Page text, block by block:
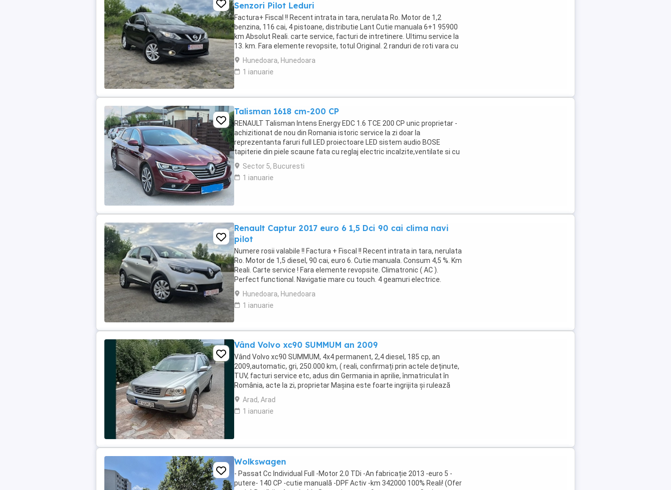
Senzori Pilot Leduri
Factura+ Fiscal !! Recent intrata in tara, nerulata Ro. Motor de 1,2
benzina, 116 cai, 4 pistoane, distributie Lant Cutie manuala 6+1 95900
km Absolut Reali. carte service, facturi de intretinere. Ultimu service la
13. km. Fara elemente revopsite, totul Original. 2 randuri de roti vara cu
jante Aliaj ...
Hunedoara, Hunedoara
1 ianuarie
Talisman 1618 cm-200 CP
RENAULT Talisman Intens Energy EDC 1.6 TCE 200 CP unic proprietar -
achizitionat de nou din Romania istoric service la zi doar la
reprezentanta faruri full LED proiectoare LED sistem audio BOSE
tapiterie din piele scaune fata cu reglaj electric incalzite,ventilate si cu
functie de masaj ...
Sector 5, Bucuresti
1 ianuarie
Renault Captur 2017 euro 6 1,5 Dci 90 cai clima navi
pilot
Numere rosii valabile !! Factura + Fiscal !! Recent intrata in tara, nerulata
Ro. Motor de 1,5 diesel, 90 cai, euro 6. Cutie manuala. Consum 4,5 %. Km
Reali. Carte service ! Fara elemente revopsite. Climatronic ( AC ).
Perfect functional. Navigatie mare cu touch. 4 geamuri electrice.
Oglinzi electrice. ...
Hunedoara, Hunedoara
1 ianuarie
Vând Volvo xc90 SUMMUM an 2009
Vând Volvo xc90 SUMMUM, 4x4 permanent, 2,4 diesel, 185 cp, an
2009,automatic, gri, 250.000 km, ( reali, confirmați prin actele deținute,
TUV, facturi service etc, adus din Germania in aprilie, înmatriculat în
România, acte la zi, proprietar Mașina este foarte ingrijita și rulează
perfect, vopsea originala ...
Arad, Arad
1 ianuarie
Wolkswagen
- Passat Cc Individual Full -Motor 2.0 TDi -An fabricație 2013 -euro 5 -
putere- 140 CP -cutie manuală -DPF Activ -km 342000 100% Reali! (Ofer